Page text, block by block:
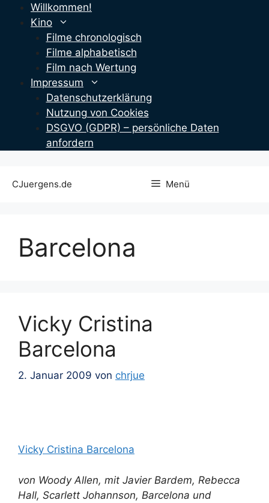
Zum
Inhalt
springen
Willkommen!
Kino
Filme chronologisch
Filme alphabetisch
Film nach Wertung
Impressum
Datenschutzerklärung
Nutzung von Cookies
DSGVO (GDPR) – persönliche Daten
anfordern
CJuergens.de Menü
Barcelona
Vicky Cristina
Barcelona
2. Januar 2009 von chrjue
Vicky Cristina Barcelona
von Woody Allen, mit Javier Bardem, Rebecca
Hall, Scarlett Johannson, Barcelona und